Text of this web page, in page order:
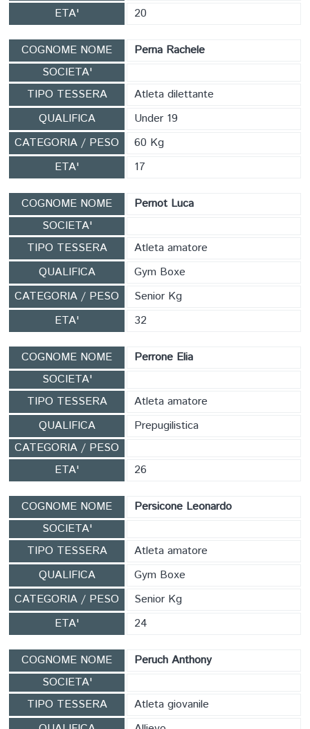
ETA'
20
COGNOME NOME
Perna Rachele
SOCIETA'
TIPO TESSERA
Atleta dilettante
QUALIFICA
Under 19
CATEGORIA / PESO
60 Kg
ETA'
17
COGNOME NOME
Pernot Luca
SOCIETA'
TIPO TESSERA
Atleta amatore
QUALIFICA
Gym Boxe
CATEGORIA / PESO
Senior Kg
ETA'
32
COGNOME NOME
Perrone Elia
SOCIETA'
TIPO TESSERA
Atleta amatore
QUALIFICA
Prepugilistica
CATEGORIA / PESO
ETA'
26
COGNOME NOME
Persicone Leonardo
SOCIETA'
TIPO TESSERA
Atleta amatore
QUALIFICA
Gym Boxe
CATEGORIA / PESO
Senior Kg
ETA'
24
COGNOME NOME
Peruch Anthony
SOCIETA'
TIPO TESSERA
Atleta giovanile